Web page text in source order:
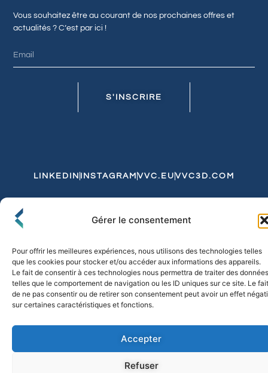
Gérer le consentement
Pour offrir les meilleures expériences, nous utilisons des technologies telles
que les cookies pour stocker et/ou accéder aux informations des appareils.
Le fait de consentir à ces technologies nous permettra de traiter des données
telles que le comportement de navigation ou les ID uniques sur ce site. Le fait
de ne pas consentir ou de retirer son consentement peut avoir un effet
sur certaines caractéristiques et fonctions.
Accepter
Refuser
Vous souhaitez être au courant de nos prochaines offres et
actualités ? C’est par ici !
S'INSCRIRE
LINKEDIN INSTAGRAM VVC.EU VVC3D.COM
Politique de Confidentialité et de CookiesExpédition et Livraison
© 2026 FLO & CO. All Rights Reserved